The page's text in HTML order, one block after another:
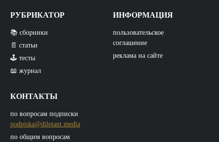
РУБРИКАТОР
📚 сборники
📄 статьи
🕹️ тесты
📖 журнал
КОНТАКТЫ
по вопросам подписки
podpiska@diletant.media
по общим вопросам
ИНФОРМАЦИЯ
пользовательское
соглашение
реклама на сайте